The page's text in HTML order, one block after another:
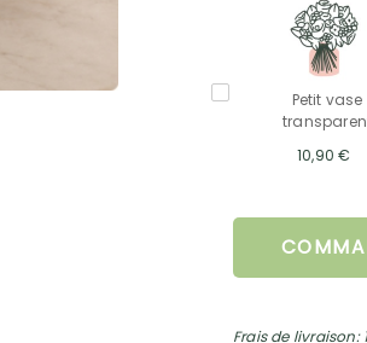
Petit vase
10,90 €
Frais de livraison: